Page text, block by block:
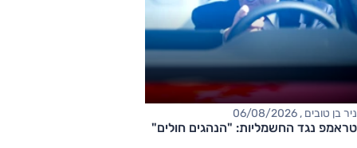
ניר בן טובים , 06/08/2026
טראמפ נגד החשמליות: "הנהגים חולים"